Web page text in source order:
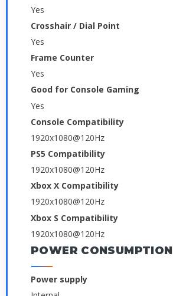
Yes
Crosshair / Dial Point
Yes
Frame Counter
Yes
Good for Console Gaming
Yes
Console Compatibility
1920x1080@120Hz
PS5 Compatibility
1920x1080@120Hz
Xbox X Compatibility
1920x1080@120Hz
Xbox S Compatibility
1920x1080@120Hz
POWER CONSUMPTION
Power supply